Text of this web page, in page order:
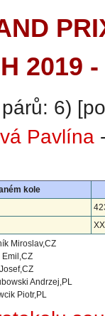
2019
6)
Pavlína
kole
Miroslav,CZ
Emil,CZ
Andrzej,PL
Piotr,PL